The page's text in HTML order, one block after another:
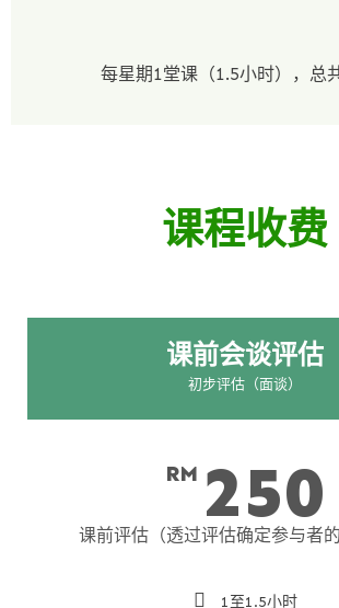
每星期1堂课（1.5小时），总
课程收费
课前会谈评估
初步评估（面谈）
RM 250
课前评估（透过评估确定参与者的
1至1.5小时